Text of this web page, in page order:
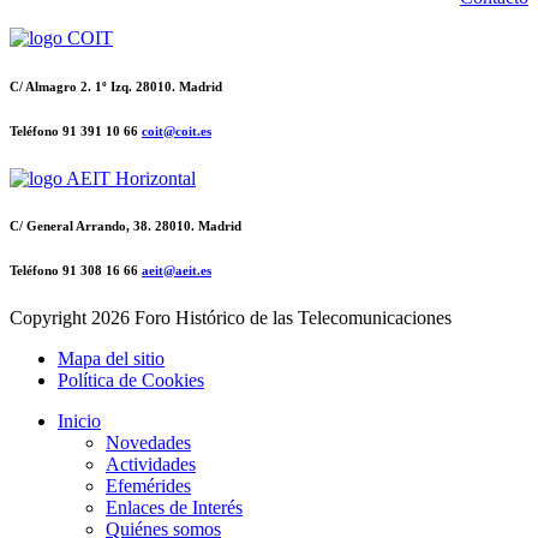
C/ Almagro 2. 1º Izq. 28010. Madrid
Teléfono 91 391 10 66 coit@coit.es
C/ General Arrando, 38. 28010. Madrid
Teléfono 91 308 16 66 aeit@aeit.es
Copyright2026 Foro Histórico de las Telecomunicaciones
Mapa del sitio
Política de Cookies
Inicio
Novedades
Actividades
Efemérides
Enlaces de Interés
Quiénes somos